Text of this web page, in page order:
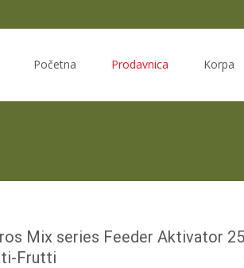
Početna Prodavnica Korpa
Mix series Feeder Aktivator
Frutti